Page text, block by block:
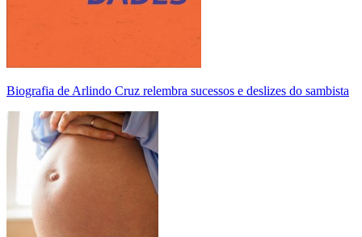
Biografia de Arlindo Cruz relembra sucessos e deslizes do sambista